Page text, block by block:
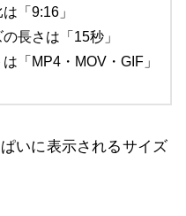
「9:16」
長さは「15秒」
「MP4・MOV・GIF」
いに表示されるサイズ